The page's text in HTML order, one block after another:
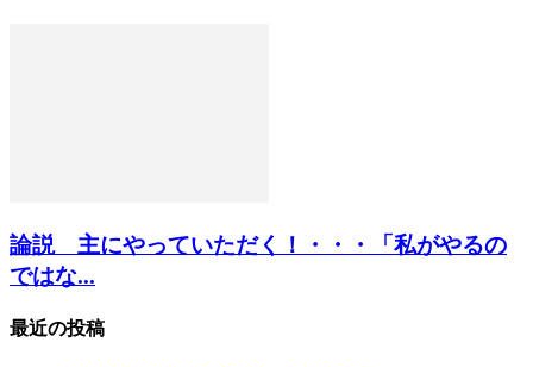
論説 主にやっていただく！・・・「私がやるの
ではな...
最近の投稿